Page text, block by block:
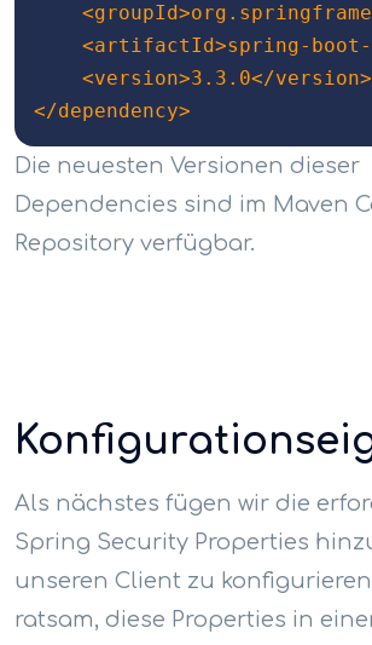
</dependency>
Die neuesten Versionen dieser
Dependencies sind im Maven
Repository verfügbar.
Als nächstes fügen wir die
Spring Security Properties
unseren Client zu
ratsam, diese Properties in